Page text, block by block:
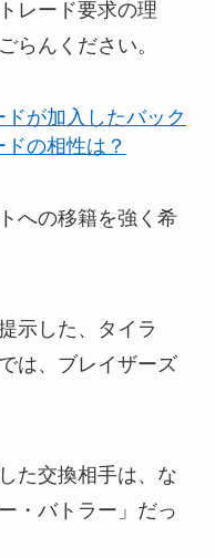
レード要求の理
らんください。
が加入したバック
の相性は？
への移籍を強く希
示した、タイラ
は、ブレイザーズ
た交換相手は、な
・バトラー」だっ